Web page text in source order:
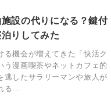
設の代りになる？鍵付
りしてみた
機会が増えてきた「快活ク
う漫画喫茶やネットカフェ的
逃したサラリーマンや旅人が
る...